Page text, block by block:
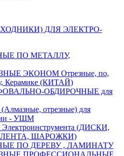
ДЛЯ ЭЛЕКТРО-
ПО МЕТАЛЛУ,
ЭКОНОМ Отрезные, по,
Керамике (КИТАЙ)
ОБДИРОЧНЫЕ для
отрезные) для
- УШМ
(ДИСКИ,
ШАРОЖКИ)
ПО ДЕРЕВУ , ЛАМИНАТУ
ПРОФЕССИОНАЛЬНЫЕ